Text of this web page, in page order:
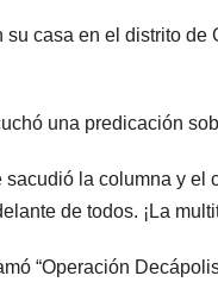
su casa en el distrito
una predicación
la columna y
de todos. ¡La
“Operación